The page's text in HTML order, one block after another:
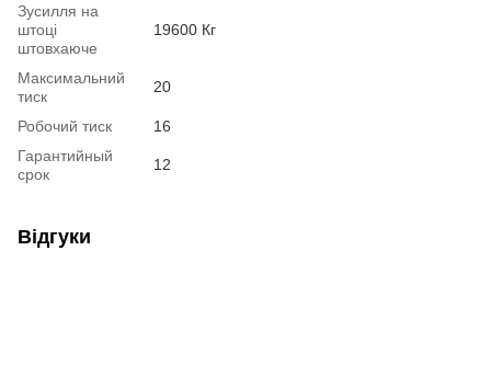
Зусилля на
штоці
штовхаюче
19600 Кг
Максимальний
тиск
20
Робочий тиск
16
Гарантийный
срок
12
Відгуки